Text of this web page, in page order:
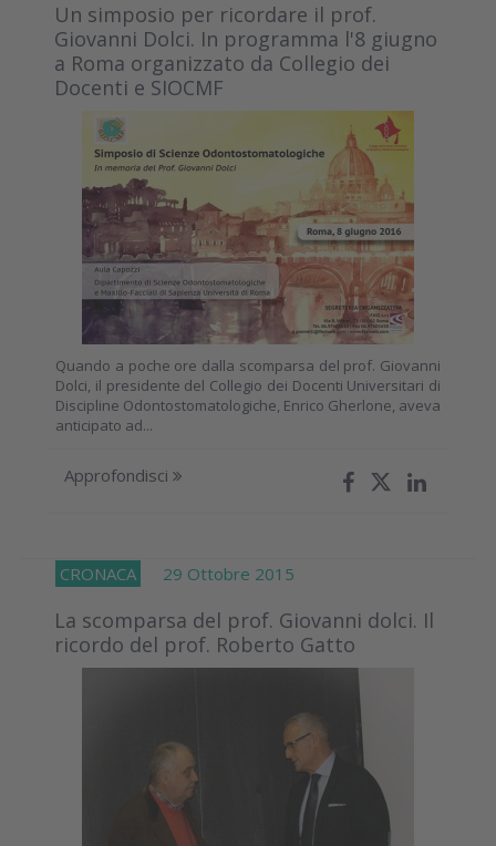
Un simposio per ricordare il prof.
Giovanni Dolci. In programma l'8 giugno
a Roma organizzato da Collegio dei
Docenti e SIOCMF
Quando a poche ore dalla scomparsa del prof. Giovanni
Dolci, il presidente del Collegio dei Docenti Universitari di
Discipline Odontostomatologiche, Enrico Gherlone, aveva
anticipato ad...
Approfondisci
CRONACA 29 Ottobre 2015
La scomparsa del prof. Giovanni dolci. Il
ricordo del prof. Roberto Gatto